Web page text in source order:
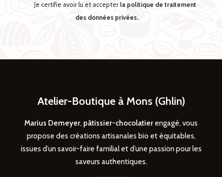
Je certifie avoir lu et accepter la politique de traitement
des données privées..
Atelier-Boutique à Mons (Ghlin)
Marius Demeyer, pâtissier-chocolatier engagé, vous
propose des créations artisanales bio et équitables,
issues d’un savoir-faire familial et d’une passion pour les
saveurs authentiques.